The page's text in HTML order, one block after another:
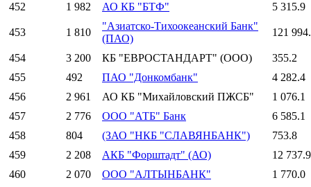
452
1 982 АО КБ "БТФ" 5 315.9
453 1 810
"Азиатско-Тихоокеанский Банк"
(ПАО)
121
454 3 200 КБ "ЕВРОСТАНДАРТ" (ООО)
355.2
455
492 ПАО "Донкомбанк"
4 282.4
456
2 961 АО КБ "Михайловский ПЖСБ"
1 076.1
457
2 776 ООО "АТБ" Банк
6 585.1
458
804 (ЗАО "НКБ "СЛАВЯНБАНК")
753.8
459
2 208 АКБ "Форштадт" (АО)
12 737.9
460
2 070 ООО "АЛТЫНБАНК"
1 770.0